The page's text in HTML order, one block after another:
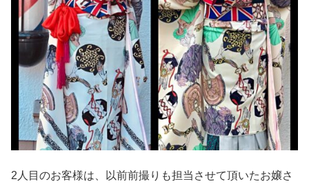
2人目のお客様は、以前前撮りも担当させて頂いたお嬢さ